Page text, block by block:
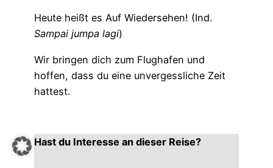
Heute heißt es Auf Wiedersehen! (Ind.
Sampai jumpa lagi)
Wir bringen dich zum Flughafen und
hoffen, dass du eine unvergessliche Zeit
hattest.
Hast du Interesse an dieser Reise?